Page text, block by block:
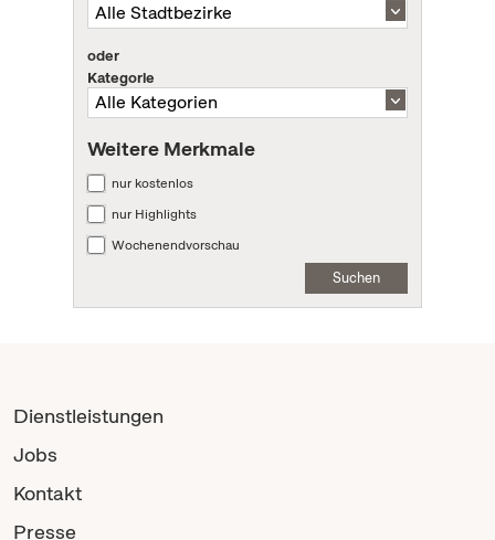
oder
Kategorie
Weitere Merkmale
nur kostenlos
nur Highlights
Wochenendvorschau
Suchen
Dienstleistungen
Jobs
Kontakt
Presse